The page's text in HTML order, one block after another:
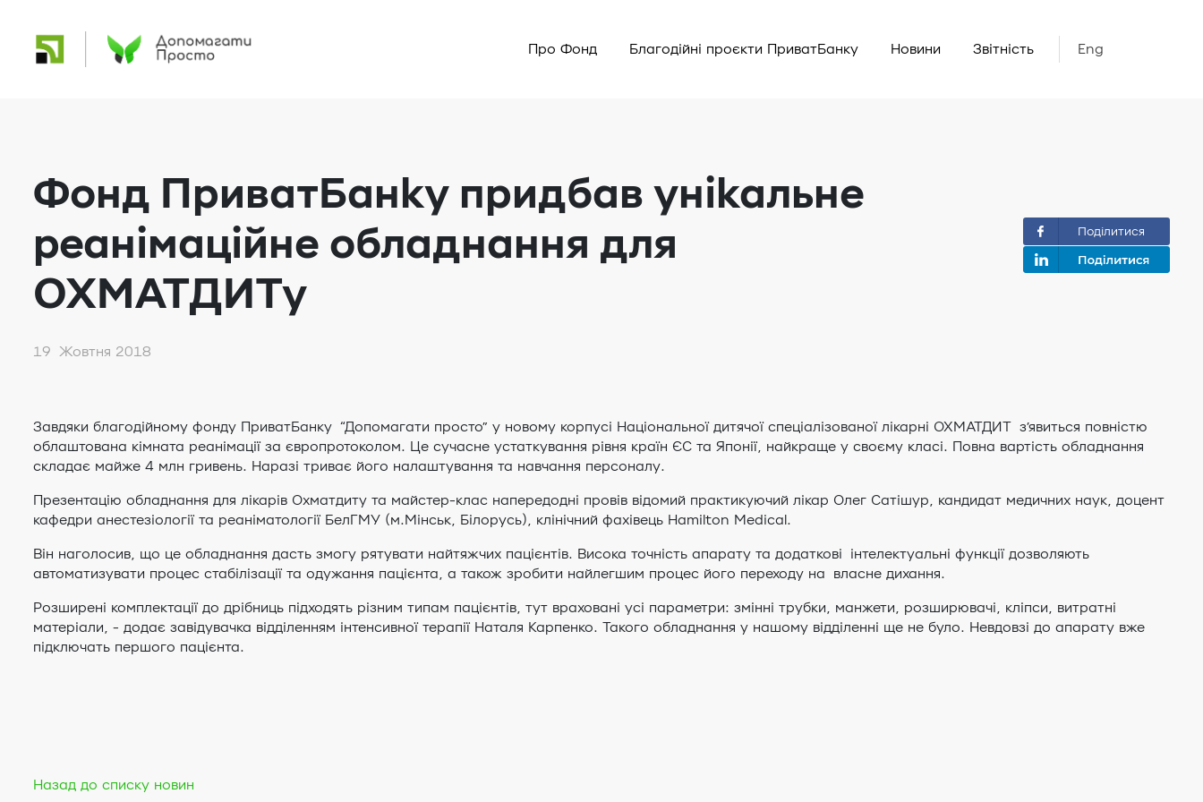
Про Фонд Благодійні проєкти ПриватБанку Новини Звітність Eng
Фонд ПриватБанку придбав унікальне
реанімаційне обладнання для
ОХМАТДИТу
Поділитися
19 Жовтня 2018
Завдяки благодійному фонду ПриватБанку “Допомагати просто” у новому корпусі Національної дитячої спеціалізованої лікарні ОХМАТДИТ з’явиться повністю
облаштована кімната реанімації за європротоколом. Це сучасне устаткування рівня країн ЄС та Японії, найкраще у своєму класі. Повна вартість обладнання
складає майже 4 млн гривень. Наразі триває його налаштування та навчання персоналу.
Презентацію обладнання для лікарів Охматдиту та майстер-клас напередодні провів відомий практикуючий лікар Олег Сатішур, кандидат медичних наук, доцент
кафедри анестезіології та реаніматології БелГМУ (м.Мінськ, Білорусь), клінічний фахівець Hamilton Medical.
Він наголосив, що це обладнання дасть змогу рятувати найтяжчих пацієнтів. Висока точність апарату та додаткові інтелектуальні функції дозволяють
автоматизувати процес стабілізації та одужання пацієнта, а також зробити найлегшим процес його переходу на власне дихання.
Розширені комплектації до дрібниць підходять різним типам пацієнтів, тут враховані усі параметри: змінні трубки, манжети, розширювачі, кліпси, витратні
матеріали, - додає завідувачка відділенням інтенсивної терапії Наталя Карпенко. Такого обладнання у нашому відділенні ще не було. Невдовзі до апарату вже
підключать першого пацієнта.
Назад до списку новин